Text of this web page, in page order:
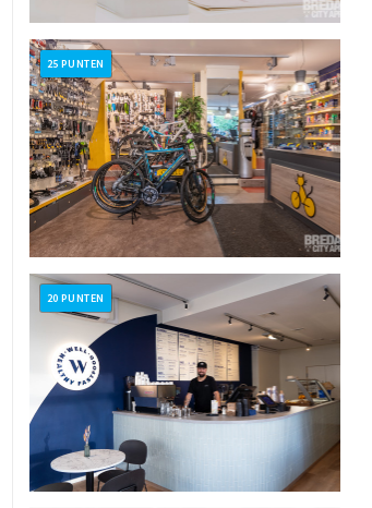
25 PUNTEN
20 PUNTEN